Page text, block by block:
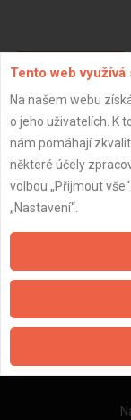
ZPĚT
Tento web
Na našem webu
o jeho uživatelích. K
nám pomáhají
některé účely
volbou „Přijmout
„Nastavení“.